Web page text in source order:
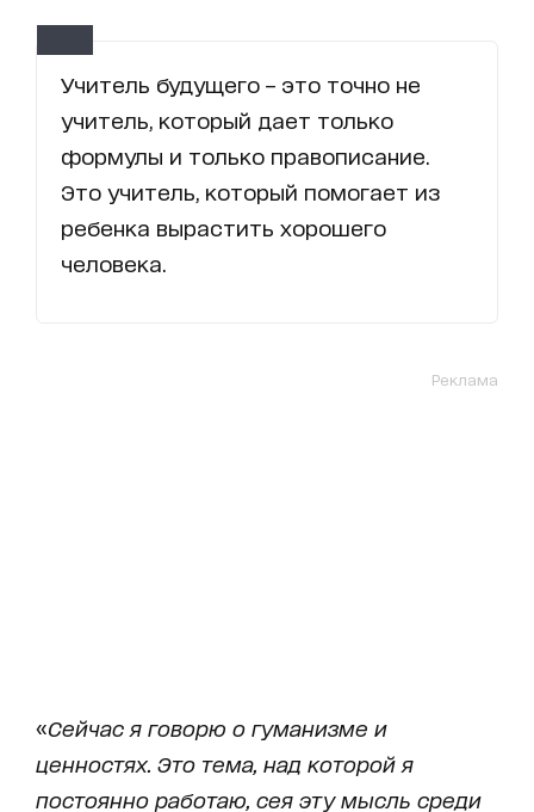
Учитель будущего – это точно не
учитель, который дает только
формулы и только правописание.
Это учитель, который помогает из
ребенка вырастить хорошего
человека.
Реклама
«Сейчас я говорю о гуманизме и
ценностях. Это тема, над которой я
постоянно работаю, сея эту мысль среди